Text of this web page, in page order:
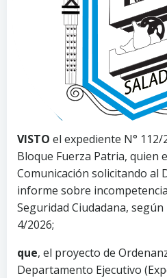
VISTO el expediente N°
Bloque Fuerza Patria, quien
Comunicación solicitando al
informe sobre
Seguridad Ciudadana,
4/2026;
que, el proyecto de
Departamento Ejecutivo